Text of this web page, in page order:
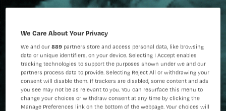
We Care About Your Privacy
We and our889 partners store and access personal data, like browsing
data or unique identifiers, on your device. Selecting I Accept enables
tracking technologies to support the purposes shown under we and our
partners process data to provide. Selecting Reject All or withdrawing your
consent will disable them. If trackers are disabled, some content and ads
you see may not be as relevant to you. You can resurface this menu to
change your choices or withdraw consent at any time by clicking the
Manage Preferences link on the bottom of the webpage. Your choices will